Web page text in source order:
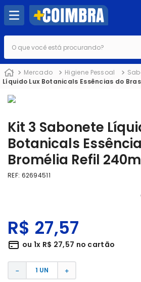
O que você está procurando?
Mercado Higiene Pessoal
Líquido Lux Botanicals Essências do
Kit 3 Sabonete
Botanicals
Bromélia Refil
REF: 62694511
R$ 27,57
ou 1x R$ 27,57 no cartão
＋
－